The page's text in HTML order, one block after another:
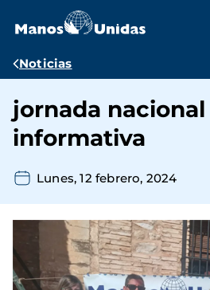
contenido
Ruta
navegación
Noticias
jornada nacional
informativa
Lunes, 12 febrero, 2024